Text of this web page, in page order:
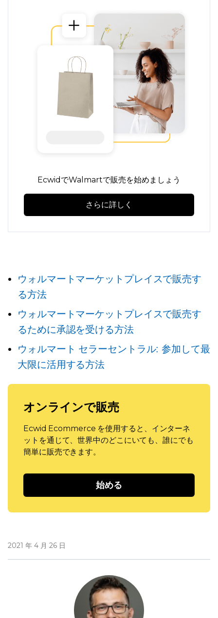
EcwidでWalmartで販売を始めましょう
さらに詳しく
ウォルマートマーケットプレイスで販売す
る方法
ウォルマートマーケットプレイスで販売す
るために承認を受ける方法
ウォルマート セラーセントラル: 参加して最
大限に活用する方法
オンラインで販売
Ecwid Ecommerce を使用すると、インターネ
ットを通じて、世界中のどこにいても、誰にでも
簡単に販売できます。
始める
2021 年 4 月 26 日